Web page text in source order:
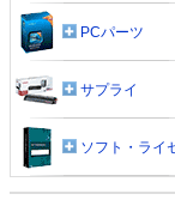
PCパーツ
サプライ
ソフト・ライ